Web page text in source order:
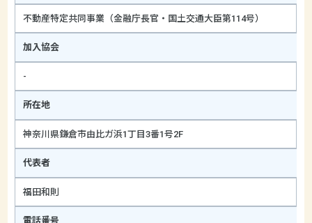
不動産特定共同事業（金融庁長官・国土交通大臣第114号）
加入協会
-
所在地
神奈川県鎌倉市由比ガ浜1丁目3番1号2F
代表者
福田和則
電話番号